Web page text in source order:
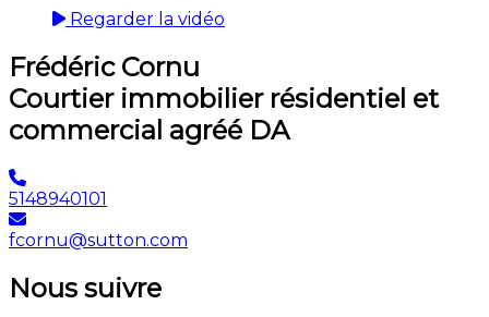
Regarder la vidéo
Frédéric Cornu
Courtier immobilier résidentiel et
commercial agréé DA
5148940101
fcornu@sutton.com
Nous suivre